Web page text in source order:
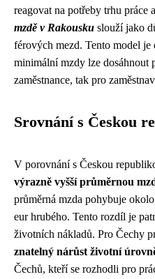
reagovat na potřeby trhu práce
mzdě v Rakousku slouží jako
férových mezd. Tento model je
minimální mzdy lze dosáhnout
zaměstnance, tak pro
Srovnání s Českou
V porovnání s Českou
výrazně vyšší průměrnou
průměrná mzda pohybuje
eur hrubého. Tento rozdíl je
životních nákladů. Pro Čechy
znatelný nárůst životní
Čechů, kteří se rozhodli pro